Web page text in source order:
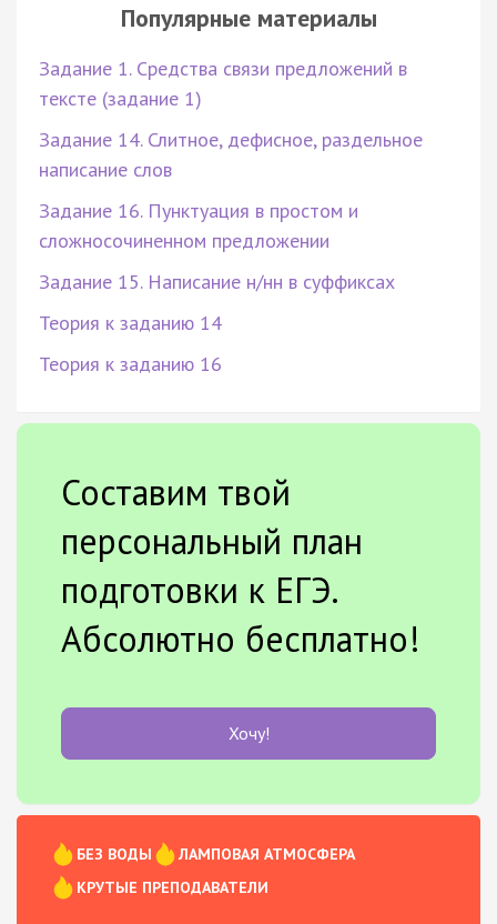
Популярные материалы
Задание 1. Средства связи предложений в
тексте (задание 1)
Задание 14. Слитное, дефисное, раздельное
написание слов
Задание 16. Пунктуация в простом и
сложносочиненном предложении
Задание 15. Написание н/нн в суффиксах
Теория к заданию 14
Теория к заданию 16
Составим твой
персональный план
подготовки к ЕГЭ.
Абсолютно бесплатно!
Хочу!
БЕЗ ВОДЫ
ЛАМПОВАЯ АТМОСФЕРА
КРУТЫЕ ПРЕПОДАВАТЕЛИ